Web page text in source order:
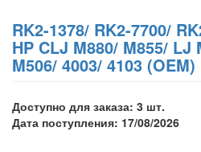
RK2-1378/ RK2-7700/
HP CLJ M880/ M855/ LJ
M506/ 4003/ 4103 (OEM)
Доступно для заказа: 3 шт.
Дата поступления: 17/08/2026